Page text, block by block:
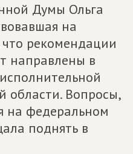
Думы Ольга
на
что рекомендации
направлены в
области. Вопросы,
на федеральном
поднять в